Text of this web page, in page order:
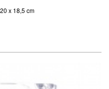
x 18,5 cm